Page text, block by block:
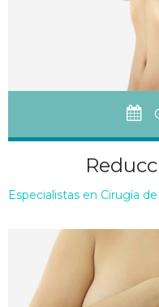
Especialistas en Cirugía